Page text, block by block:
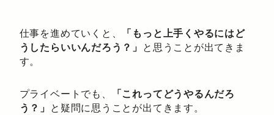
仕事を進めていくと、
「もっと上手くやるにはど
うしたらいいんだろう？」 と思うことが出てきま
す。
プライベートでも、
「これってどうやるんだろ
う？」 と疑問に思うことが出てきます。